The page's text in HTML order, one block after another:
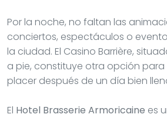
Por la noche, no faltan las
conciertos, espectáculos o
la ciudad. El Casino Barrière,
a pie, constituye otra opción
placer después de un día bien
El Hotel Brasserie Armoricaine es